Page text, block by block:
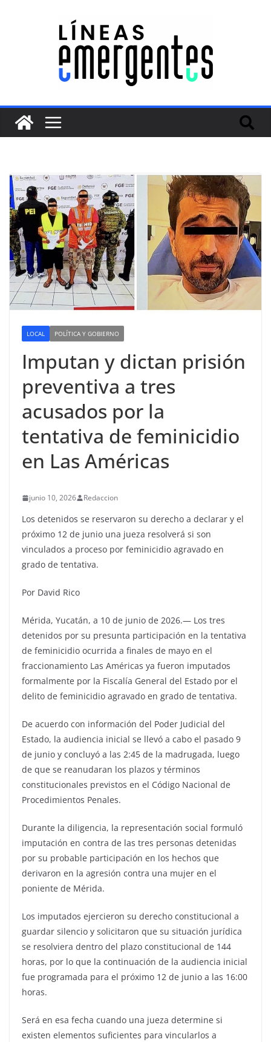
LOCAL POLÍTICA Y GOBIERNO
Imputan y dictan prisión
preventiva a tres
acusados por la
tentativa de feminicidio
en Las Américas
junio 10, 2026 Redaccion
Los detenidos se reservaron su derecho a declarar y el
próximo 12 de junio una jueza resolverá si son
vinculados a proceso por feminicidio agravado en
grado de tentativa.
Por David Rico
Mérida, Yucatán, a 10 de junio de 2026.— Los tres
detenidos por su presunta participación en la tentativa
de feminicidio ocurrida a finales de mayo en el
fraccionamiento Las Américas ya fueron imputados
formalmente por la Fiscalía General del Estado por el
delito de feminicidio agravado en grado de tentativa.
De acuerdo con información del Poder Judicial del
Estado, la audiencia inicial se llevó a cabo el pasado 9
de junio y concluyó a las 2:45 de la madrugada, luego
de que se reanudaran los plazos y términos
constitucionales previstos en el Código Nacional de
Procedimientos Penales.
Durante la diligencia, la representación social formuló
imputación en contra de las tres personas detenidas
por su probable participación en los hechos que
derivaron en la agresión contra una mujer en el
poniente de Mérida.
Los imputados ejercieron su derecho constitucional a
guardar silencio y solicitaron que su situación jurídica
se resolviera dentro del plazo constitucional de 144
horas, por lo que la continuación de la audiencia inicial
fue programada para el próximo 12 de junio a las 16:00
horas.
Será en esa fecha cuando una jueza determine si
existen elementos suficientes para vincularlos a